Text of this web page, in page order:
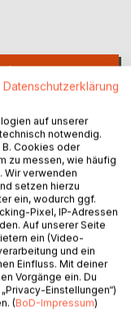
von der
Datenschutzerklärung
auf unserer
notwendig.
Cookies oder
zu messen, wie häufig
Wir verwenden
setzen hierzu
ein, wodurch ggf.
Pixel, IP-Adressen
Auf unserer Seite
ein (Video-
und ein
Einfluss. Mit deiner
Vorgänge ein. Du
Einstellungen“)
(BoD-Impressum)